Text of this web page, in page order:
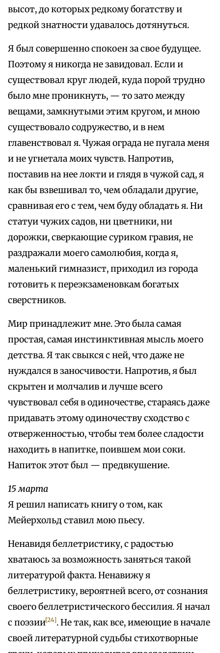
высот, до которых редкому богатству и
редкой знатности удавалось дотянуться.
Я был совершенно спокоен за свое будущее.
Поэтому я никогда не завидовал. Если и
существовал круг людей, куда порой трудно
было мне проникнуть, — то зато между
вещами, замкнутыми этим кругом, и мною
существовало содружество, и в нем
главенствовал я. Чужая ограда не пугала меня
и не угнетала моих чувств. Напротив,
поставив на нее локти и глядя в чужой сад, я
как бы взвешивал то, чем обладали другие,
сравнивая его с тем, чем буду обладать я. Ни
статуи чужих садов, ни цветники, ни
дорожки, сверкающие суриком гравия, не
раздражали моего самолюбия, когда я,
маленький гимназист, приходил из города
готовить к переэкзаменовкам богатых
сверстников.
Мир принадлежит мне. Это была самая
простая, самая инстинктивная мысль моего
детства. Я так свыкся с ней, что даже не
нуждался в заносчивости. Напротив, я был
скрытен и молчалив и лучше всего
чувствовал себя в одиночестве, стараясь даже
придавать этому одиночеству сходство с
отверженностью, чтобы тем более сладости
находить в напитке, поившем мои соки.
Напиток этот был — предвкушение.
15 марта
Я решил написать книгу о том, как
Мейерхольд ставил мою пьесу.
Ненавидя беллетристику, с радостью
хватаюсь за возможность заняться такой
литературой факта. Ненавижу я
беллетристику, вероятней всего, от сознания
своего беллетристического бессилия. Я начал
с поэзии[24]. Не так, как все, имеющие в начале
своей литературной судьбы стихотворные